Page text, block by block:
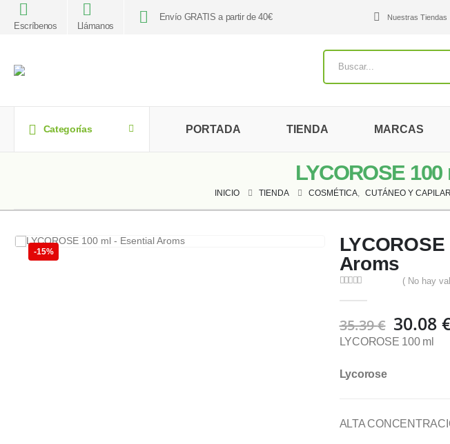
Escríbenos Llámanos
Envío GRATIS a partir de 40€ Nuestras Tiendas
Categorías PORTADA TIENDA MARCAS
LYCOROSE
INICIO TIENDA COSMÉTICA, CUTÁNEO Y CAPILAR
-15%
Aroms
( No hay
35.39€ El
precio
30.08
LYCOROSE 100 ml
Lycorose
ALTA